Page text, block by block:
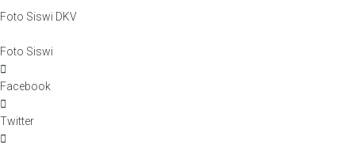
Foto Siswi DKV
Foto Siswi
Facebook
Twitter